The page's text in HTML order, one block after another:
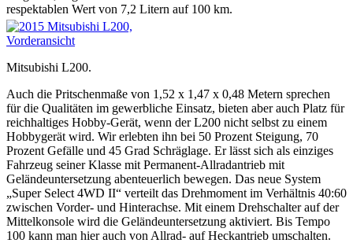
respektablen Wert von 7,2 Litern auf 100 km.
Mitsubishi L200.
Auch die Pritschenmaße von 1,52 x 1,47 x 0,48 Metern sprechen
für die Qualitäten im gewerbliche Einsatz, bieten aber auch Platz für
reichhaltiges Hobby-Gerät, wenn der L200 nicht selbst zu einem
Hobbygerät wird. Wir erlebten ihn bei 50 Prozent Steigung, 70
Prozent Gefälle und 45 Grad Schräglage. Er lässt sich als einziges
Fahrzeug seiner Klasse mit Permanent-Allradantrieb mit
Geländeuntersetzung abenteuerlich bewegen. Das neue System
„Super Select 4WD II“ verteilt das Drehmoment im Verhältnis 40:60
zwischen Vorder- und Hinterachse. Mit einem Drehschalter auf der
Mittelkonsole wird die Geländeuntersetzung aktiviert. Bis Tempo
100 kann man hier auch von Allrad- auf Heckantrieb umschalten.